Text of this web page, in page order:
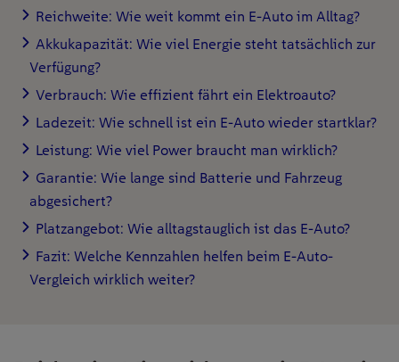
Reichweite: Wie weit kommt ein E-Auto im Alltag?
Akkukapazität: Wie viel Energie steht tatsächlich zur
Verfügung?
Verbrauch: Wie effizient fährt ein Elektroauto?
Ladezeit: Wie schnell ist ein E-Auto wieder startklar?
Leistung: Wie viel Power braucht man wirklich?
Garantie: Wie lange sind Batterie und Fahrzeug
abgesichert?
Platzangebot: Wie alltagstauglich ist das E-Auto?
Fazit: Welche Kennzahlen helfen beim E-Auto-
Vergleich wirklich weiter?